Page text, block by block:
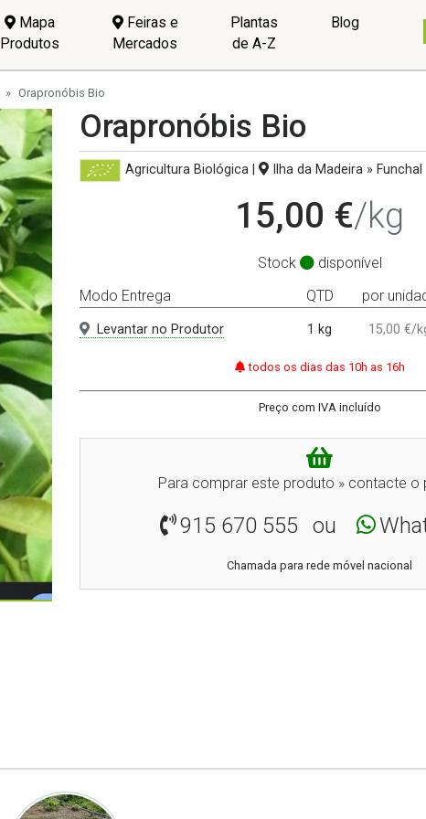
Mapa
Produtos
Feiras e
Mercados
Plantas
de A-Z
Blog
Orapronóbis Bio
Orapronóbis Bio
Agricultura Biológica| Ilha da Madeira » Funchal
15,00 €/kg
Stock
disponível
Modo Entrega
QTD por
Levantar no Produtor 1 kg 15,00 €/
todos os dias das 10h as 16h
Preço com IVA incluído
Para comprar este produto » contacte o
915 670 555 ou
Chamada para rede móvel nacional